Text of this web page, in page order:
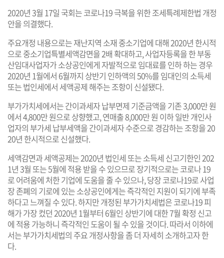
2020년 3월 17일 국회는 코로나19 극복을 위한 조세특례제한법 개정
안을 의결했다.
주요개정 내용으로는 재난지역 소재 중소기업에 대해 2020년 한시적
으로 중소기업특별세액감면을 2배 확대하고, 사업자등록을 한 부동
산임대사업자가 소상공인에게 자발적으로 임대료를 인하 하는 경우
2020년 1월에서 6월까지 상반기 인하액의 50%를 임대인의 소득세
또는 법인세에서 세액공제 해주는 조항이 신설됐다.
부가가치세에서는 간이과세자 납부면제 기준금액을 기존 3,000만 원
에서 4,800만 원으로 상향했고, 연매출 8,000만 원 이하 일반 개인사
업자의 부가세 납부세액을 간이과세자 수준으로 경감하는 조항을 20
20년 한시적으로 신설했다.
세액감면과 세액공제는 2020년 법인세 또는 소득세 신고기한인 202
1년 3월 또는 5월에 적용 받을 수 있으므로 장기적으로는 코로나 19
로 어려움에 처한 기업에 도움을 줄 수 있으나, 당장 코로나19로 사업
장 존폐의 기로에 있는 소상공인에게는 즉각적인 지원이 되기에 부족
하다고 느껴질 수 있다. 하지만 개정된 부가가치세법은 코로나19 피
해가 가장 컸던 2020년 1월부터 6월인 상반기에 대한 7월 확정 신고
에 적용 가능하니 즉각적인 도움이 될 수 있을 것이다. 따라서 이하에
서는 부가가치세법의 주요 개정사항을 좀 더 자세히 소개하고자 한
다.